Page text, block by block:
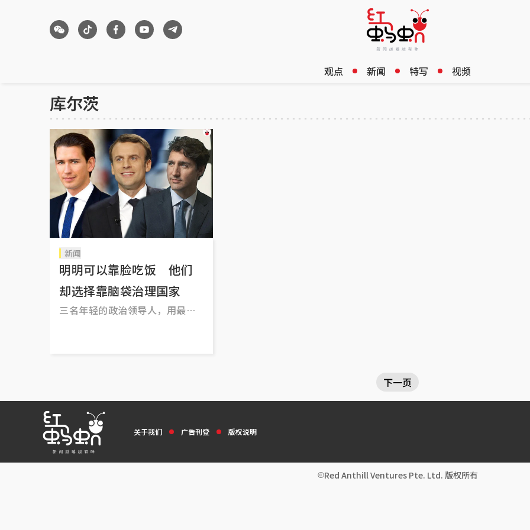
观点 新闻 特写 视频
库尔茨
新闻
明明可以靠脸吃饭 他们
却选择靠脑袋治理国家
三名年轻的政治领导人，用最有
下一页
关于我们 广告刊登 版权说明
Red Anthill Ventures Pte. Ltd. 版权所有